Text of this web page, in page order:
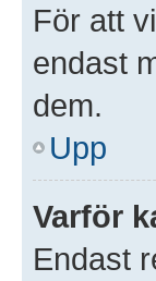
För att
endast
dem.
Upp
Varför
Endast